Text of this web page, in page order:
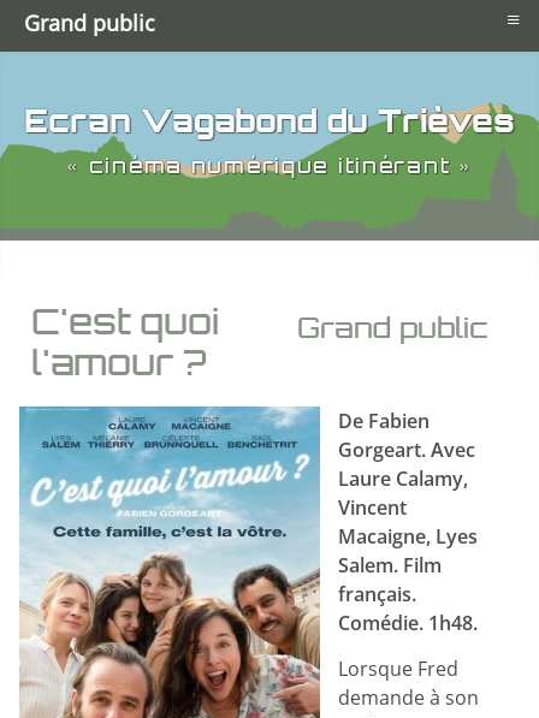
Ecran Vagabond du Trièves
« cinéma numérique itinérant »
Grand public
C'est quoi
l'amour ?
De Fabien
Gorgeart. Avec
Laure Calamy,
Vincent
Macaigne, Lyes
Salem. Film
français.
Comédie. 1h48.
Lorsque Fred
demande à son
Grand public ≡